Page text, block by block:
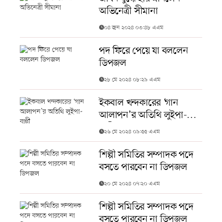
অভিনেত্রী সীমানা
০৪ জুন ২০২৪ ০৩:৪৮ এএম
পদ ফিরে পেয়ে যা বললেন
ডিপজল
২৮ মে ২০২৪ ০৮:২৯ এএম
ইকবাল খন্দকারের ‘গান
আলাপন’র অতিথি লুইপা-
বাপ্পী
২৬ মে ২০২৪ ০৯:৫৫ এএম
শিল্পী সমিতির সম্পাদক পদে
বসতে পারবেন না ডিপজল
২০ মে ২০২৪ ০৭:২০ এএম
শিল্পী সমিতির সম্পাদক পদে